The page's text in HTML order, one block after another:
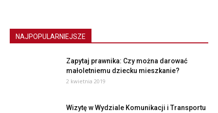
NAJPOPULARNIEJSZE
Zapytaj prawnika: Czy można darować
małoletniemu dziecku mieszkanie?
2 kwietnia 2019
Wizytę w Wydziale Komunikacji i Transportu